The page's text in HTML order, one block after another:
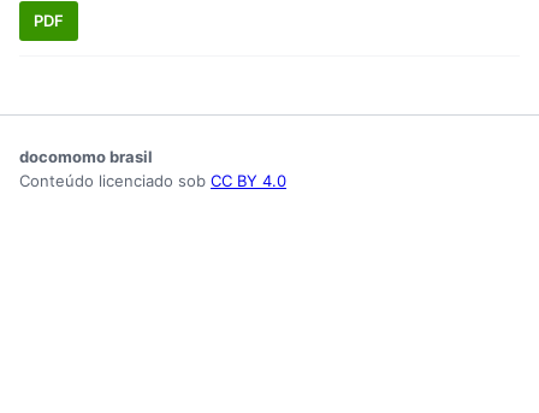
PDF
docomomo brasil
Conteúdo licenciado sob CC BY 4.0